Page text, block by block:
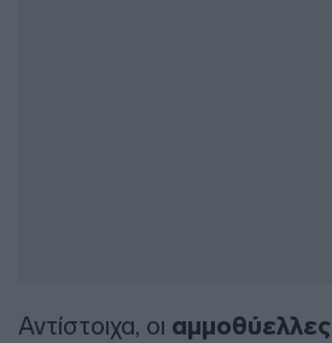
Αντίστοιχα, οι αμμοθύελλες